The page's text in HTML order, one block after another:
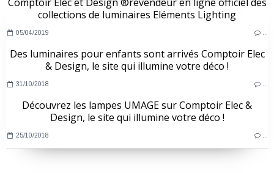
collections de luminaires Eléments Lighting
05/04/2019
Des luminaires pour enfants sont arrivés Comptoir Elec
& Design, le site qui illumine votre déco !
31/10/2018
Découvrez les lampes UMAGE sur Comptoir Elec &
Design, le site qui illumine votre déco !
25/10/2018